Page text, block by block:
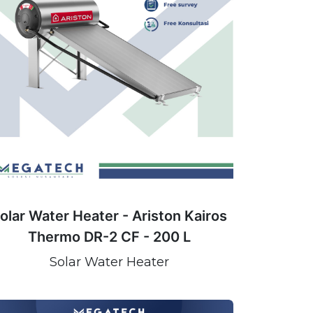
Water Heater - Ariston Kairos
Thermo DR-2 CF - 200 L
Solar Water Heater